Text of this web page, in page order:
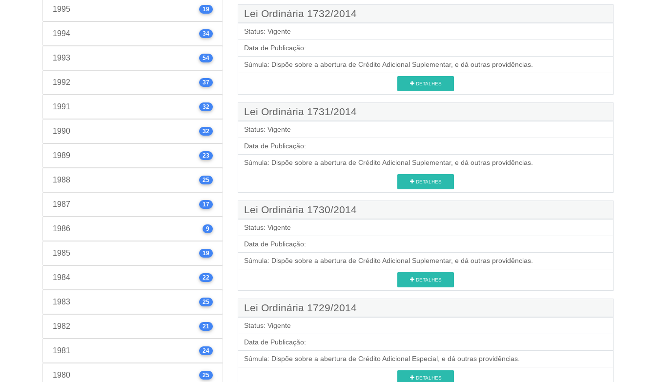
1995 19
1994 34
1993 54
1992 37
1991 32
1990 32
1989 23
1988 25
1987 17
1986 9
1985 19
1984 22
1983 25
1982 21
1981 24
1980 25
Lei Ordinária 1732/2014
Status: Vigente
Data de Publicação:
Súmula: Dispõe sobre a abertura de Crédito Adicional Suplementar, e dá outras providências.
DETALHES
Lei Ordinária 1731/2014
Status: Vigente
Data de Publicação:
Súmula: Dispõe sobre a abertura de Crédito Adicional Suplementar, e dá outras providências.
DETALHES
Lei Ordinária 1730/2014
Status: Vigente
Data de Publicação:
Súmula: Dispõe sobre a abertura de Crédito Adicional Suplementar, e dá outras providências.
DETALHES
Lei Ordinária 1729/2014
Status: Vigente
Data de Publicação:
Súmula: Dispõe sobre a abertura de Crédito Adicional Especial, e dá outras providências.
DETALHES